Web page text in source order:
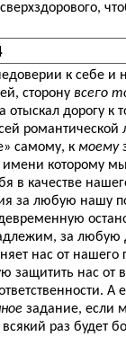
к себе и
сторону всего
отыскал дорогу к
романтической
самому, к моему
имени которому
в качестве
за любую нашу
за любую
нас от нашего
нас от
А
задание, если
раз будет